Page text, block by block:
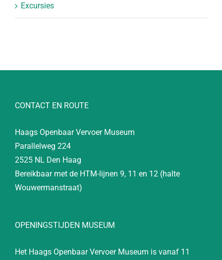
Excursies
CONTACT EN ROUTE
Haags Openbaar Vervoer Museum
Parallelweg 224
2525 NL Den Haag
Bereikbaar met de HTM-lijnen 9, 11 en 12 (halte
Wouwermanstraat)
OPENINGSTIJDEN MUSEUM
Het Haags Openbaar Vervoer Museum is vanaf 11